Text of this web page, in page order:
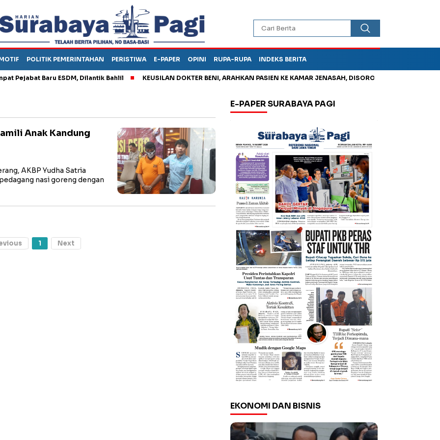
POLITIK PEMERINTAHAN PERISTIWA E-PAPER OPINI RUPA-RUPA INDEKS BERITA
Baru ESDM, Dilantik Bahlil KEUSILAN DOKTER BENI, ARAHKAN PASIEN KE KAMAR JENASAH, DISOROT
Anak Kandung
AKBP Yudha Satria
nasi goreng dengan
1 Next
E-PAPER SURABAYA PAGI
EKONOMI DAN BISNIS